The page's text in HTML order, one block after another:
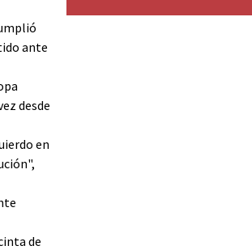
ante
desde
en
de